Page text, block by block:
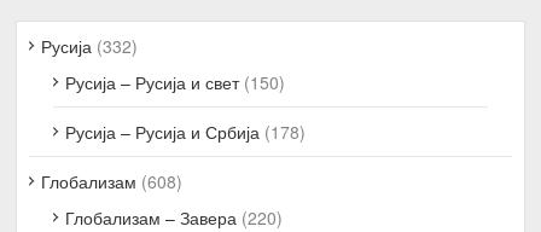
Русија (332)
Русија – Русија и свет(150)
Русија – Русија и Србија (178)
Глобализам (608)
Глобализам – Завера (220)